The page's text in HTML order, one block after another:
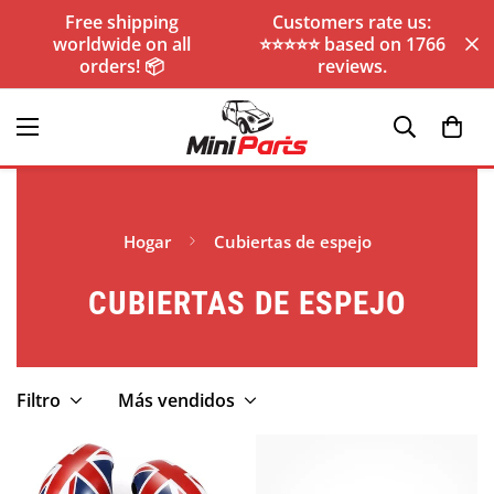
Free shipping
worldwide on all
orders! 📦
Customers rate us:
⭐️⭐️⭐️⭐️⭐️ based on 1766
reviews.
Hogar Cubiertas de espejo
CUBIERTAS DE ESPEJO
Filtro Más vendidos